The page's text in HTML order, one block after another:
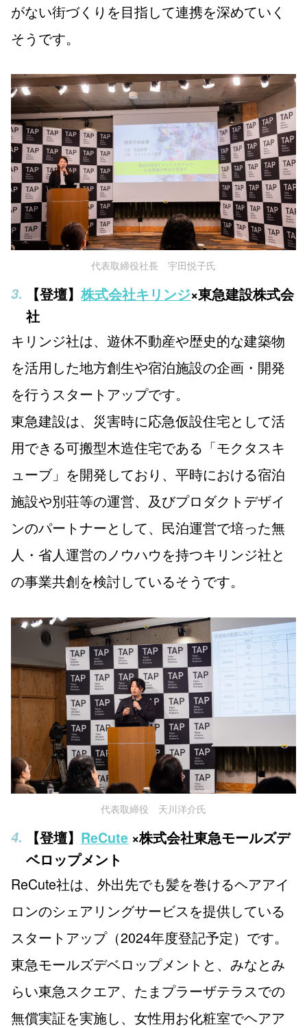
がない街づくりを目指して連携を深めていく
そうです。
代表取締役社長 宇田悦子氏
【登壇】株式会社キリンジ×東急建設株式会
社
キリンジ社は、遊休不動産や歴史的な建築物
を活用した地方創生や宿泊施設の企画・開発
を行うスタートアップです。
東急建設は、災害時に応急仮設住宅として活
用できる可搬型木造住宅である「モクタスキ
ューブ」を開発しており、平時における宿泊
施設や別荘等の運営、及びプロダクトデザイ
ンのパートナーとして、民泊運営で培った無
人・省人運営のノウハウを持つキリンジ社と
の事業共創を検討しているそうです。
代表取締役 天川洋介氏
【登壇】 ReCute ×株式会社東急モールズデ
ベロップメント
ReCute社は、外出先でも髪を巻けるヘアアイ
ロンのシェアリングサービスを提供している
スタートアップ（2024年度登記予定）です。
東急モールズデベロップメントと、みなとみ
らい東急スクエア、たまプラーザテラスでの
無償実証を実施し、女性用お化粧室でヘアア